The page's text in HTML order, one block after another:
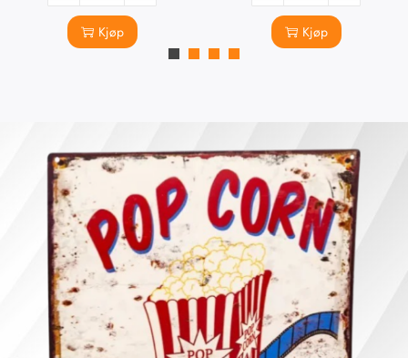
Kjøp Kjøp